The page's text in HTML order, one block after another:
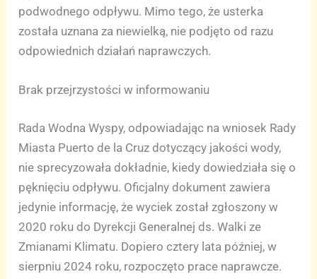
podwodnego odpływu. Mimo tego, że usterka
została uznana za niewielką, nie podjęto od razu
odpowiednich działań naprawczych.
Brak przejrzystości w informowaniu
Rada Wodna Wyspy, odpowiadając na wniosek Rady
Miasta Puerto de la Cruz dotyczący jakości wody,
nie sprecyzowała dokładnie, kiedy dowiedziała się o
pęknięciu odpływu. Oficjalny dokument zawiera
jedynie informację, że wyciek został zgłoszony w
2020 roku do Dyrekcji Generalnej ds. Walki ze
Zmianami Klimatu. Dopiero cztery lata później, w
sierpniu 2024 roku, rozpoczęto prace naprawcze.